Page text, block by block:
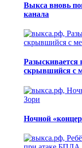
Выкса вновь
канала
Разыскивается
скрывшийся с
Ночной